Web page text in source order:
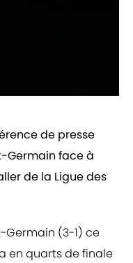
de presse
Germain face à
de la Ligue des
Germain (3-1) ce
en quarts de finale